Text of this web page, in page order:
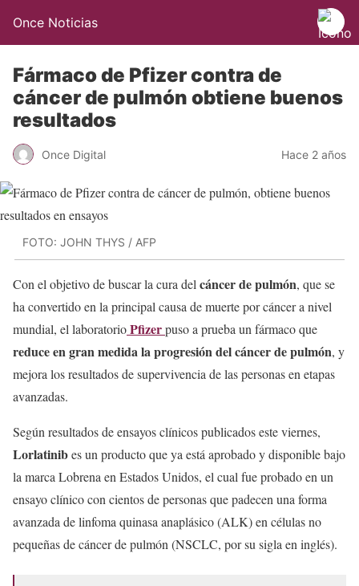
Once Noticias
Fármaco de Pfizer contra de
cáncer de pulmón obtiene buenos
resultados
Once Digital Hace 2 años
FOTO: JOHN THYS / AFP
Con el objetivo de buscar la cura del cáncer de pulmón, que se
ha convertido en la principal causa de muerte por cáncer a nivel
mundial, el laboratorioPfizerpuso a prueba un fármaco que
reduce en gran medida la progresión del cáncer de pulmón, y
mejora los resultados de supervivencia de las personas en etapas
avanzadas.
Según resultados de ensayos clínicos publicados este viernes,
Lorlatinibes un producto que ya está aprobado y disponible bajo
la marca Lobrena en Estados Unidos, el cual fue probado en un
ensayo clínico con cientos de personas que padecen una forma
avanzada de linfoma quinasa anaplásico (ALK) en células no
pequeñas de cáncer de pulmón (NSCLC, por su sigla en inglés).